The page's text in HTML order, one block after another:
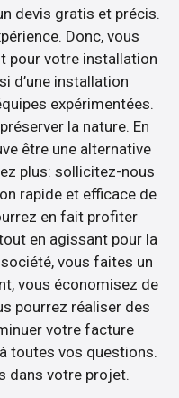
devis gratis et précis.
Donc, vous
pour votre installation
d’une installation
expérimentées.
la nature. En
être une alternative
plus: sollicitez-nous
rapide et efficace de
en fait profiter
en agissant pour la
vous faites un
vous économisez de
pourrez réaliser des
votre facture
toutes vos questions.
dans votre projet.